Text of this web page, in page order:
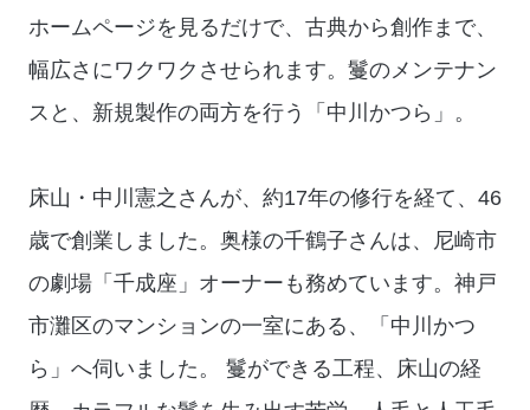
ホームページを見るだけで、古典から創作まで、
幅広さにワクワクさせられます。鬘のメンテナン
スと、新規製作の両方を行う「中川かつら」。
床山・中川憲之さんが、約17年の修行を経て、46
歳で創業しました。奥様の千鶴子さんは、尼崎市
の劇場「千成座」オーナーも務めています。神戸
市灘区のマンションの一室にある、「中川かつ
ら」へ伺いました。 鬘ができる工程、床山の経